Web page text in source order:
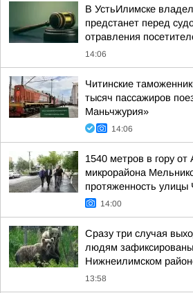
В УстьИлимске
предстанет перед
отравления
14:06
Читинские
тысяч пассажиров
Маньчжурия»
14:06
1540 метров в гору от
микрорайона
протяженность улицы
14:00
Сразу три случая
людям
Нижнеилимском
13:58